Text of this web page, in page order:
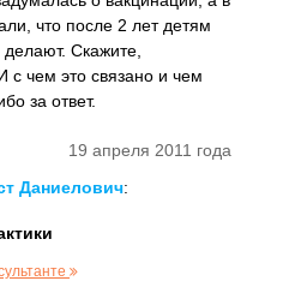
что после 2 лет детям
делают. Скажите,
с чем это связано и чем
за ответ.
19 апреля 2011 года
Даниелович: